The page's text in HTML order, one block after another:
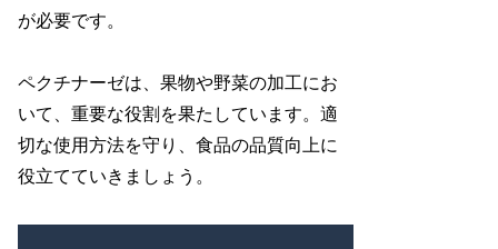
が必要です。
ペクチナーゼは、果物や野菜の加工にお
いて、重要な役割を果たしています。適
切な使用方法を守り、食品の品質向上に
役立てていきましょう。